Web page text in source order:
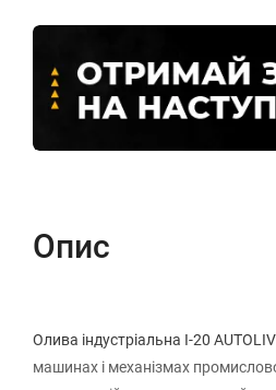
Опис
Олива індустріальна І-20
машинах і механізмах